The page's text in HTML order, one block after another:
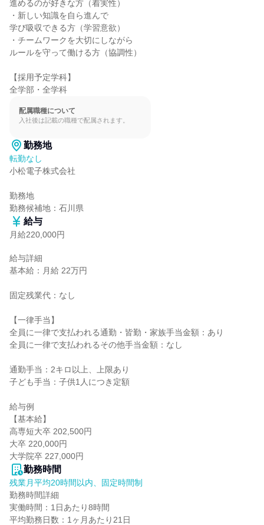
進めるのが好きな方（着実性）
・新しい知識を自ら進んで
学び吸収できる方（学習意欲）
・チームワークを大切にしながら
ルールを守って働ける方（協調性）
【採用予定学科】
全学部・全学科
配属職種について
入社後は記載の職種で配属されます。
勤務地
転勤なし
小松電子株式会社
勤務地
勤務候補地：石川県
給与
月給220,000円
給与詳細
基本給：月給 22万円
固定残業代：なし
【一律手当】
全員に一律で支払われる通勤・皆勤・家族手当金額：あり
全員に一律で支払われるその他手当金額：なし
通勤手当：2キロ以上、上限あり
子ども手当：子供1人につき定額
給与例
【基本給】
高専短大卒 202,500円
大卒 220,000円
大学院卒 227,000円
勤務時間
残業月平均20時間以内、固定時間制
勤務時間詳細
実働時間：1日あたり8時間
平均勤務日数：1ヶ月あたり21日